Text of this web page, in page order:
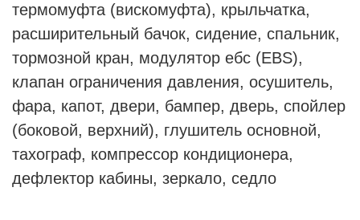
термомуфта (вискомуфта), крыльчатка,
расширительный бачок, сидение, спальник,
тормозной кран, модулятор ебс (EBS),
клапан ограничения давления, осушитель,
фара, капот, двери, бампер, дверь, спойлер
(боковой, верхний), глушитель основной,
тахограф, компрессор кондиционера,
дефлектор кабины, зеркало, седло